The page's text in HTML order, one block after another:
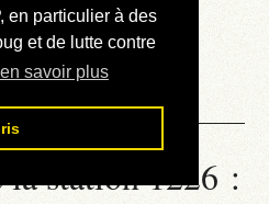
en particulier à des
et de lutte contre
savoir plus
la station 1226 :